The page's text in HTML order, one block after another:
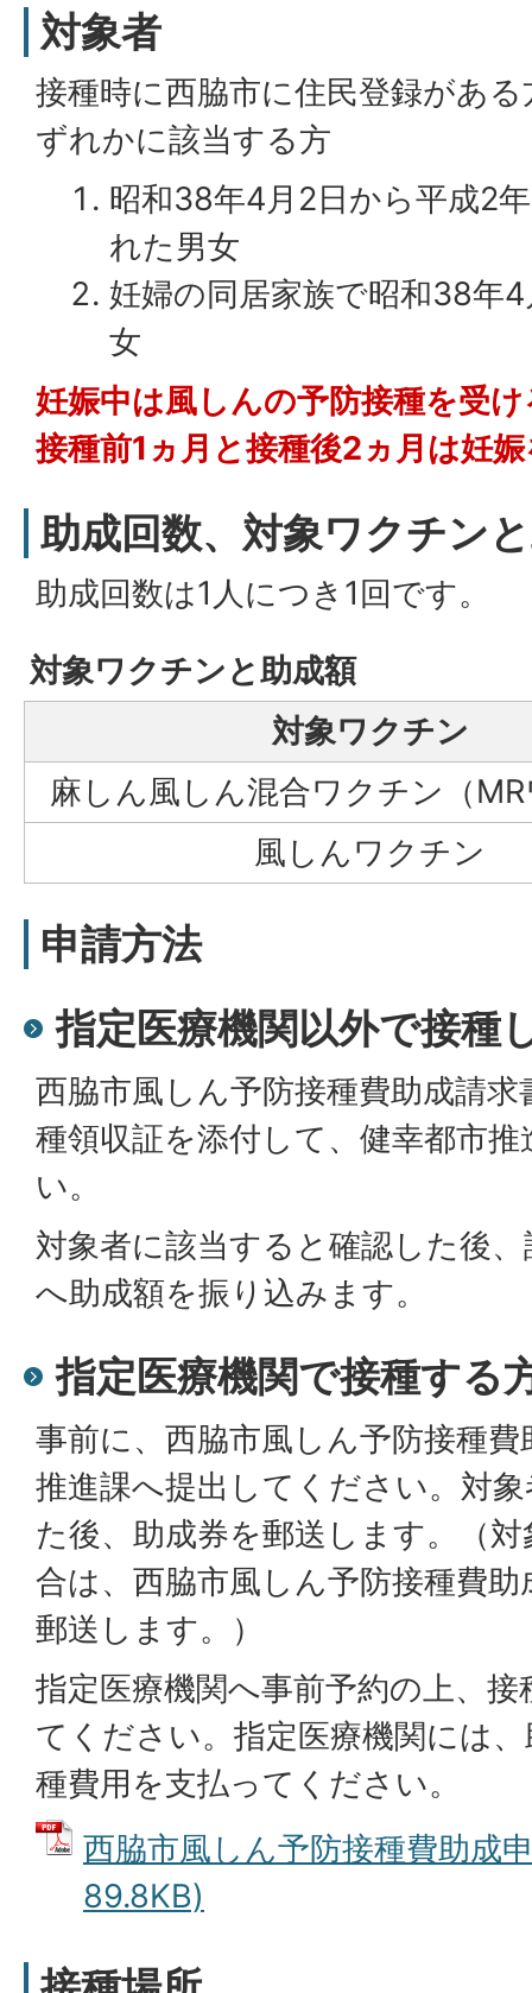
対象者
接種時に西脇市に住民登録があ
ずれかに該当する方
昭和38年4月2日から平成2
れた男女
妊婦の同居家族で昭和38年
女
妊娠中は風しんの予防接種を受
接種前1ヵ月と接種後2ヵ月は妊
助成回数、対象ワクチン
助成回数は1人につき1回です。
対象ワクチンと助成額
対象ワクチン
麻しん風しん混合ワクチン（
風しんワクチン
申請方法
指定医療機関以外で接種
西脇市風しん予防接種費助成請
種領収証を添付して、健幸都市
い。
対象者に該当すると確認した後
へ助成額を振り込みます。
指定医療機関で接種する
事前に、西脇市風しん予防接種
推進課へ提出してください。対
た後、助成券を郵送します。（
合は、西脇市風しん予防接種費
郵送します。）
指定医療機関へ事前予約の上、
てください。指定医療機関には
種費用を支払ってください。
西脇市風しん予防接種費助成
89.8KB)